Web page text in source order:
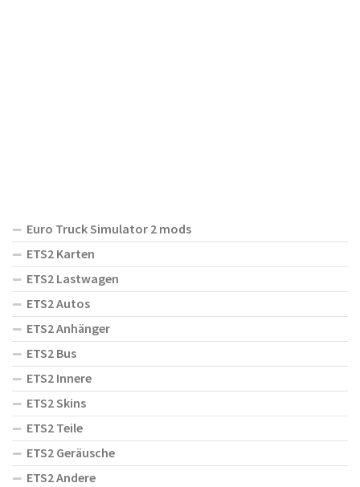
Euro Truck Simulator 2 mods
ETS2 Karten
ETS2 Lastwagen
ETS2 Autos
ETS2 Anhänger
ETS2 Bus
ETS2 Innere
ETS2 Skins
ETS2 Teile
ETS2 Geräusche
ETS2 Andere